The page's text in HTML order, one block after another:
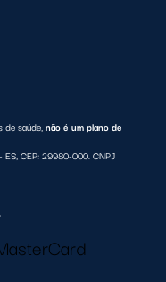
de saúde,não é um plano de
ES, CEP: 29980-000. CNPJ